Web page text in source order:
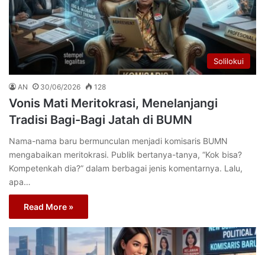
Solilokui
AN 30/06/2026 128
Vonis Mati Meritokrasi, Menelanjangi
Tradisi Bagi-Bagi Jatah di BUMN
Nama-nama baru bermunculan menjadi komisaris BUMN
mengabaikan meritokrasi. Publik bertanya-tanya, “Kok bisa?
Kompetenkah dia?” dalam berbagai jenis komentarnya. Lalu,
apa…
Read More »